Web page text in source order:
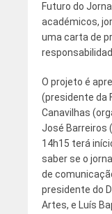
Futuro do
académicos,
uma carta de
O projeto é
(presidente da
Canavilhas
José Barreiros
14h15 terá
saber se o
de
presidente do
Artes, e Luís